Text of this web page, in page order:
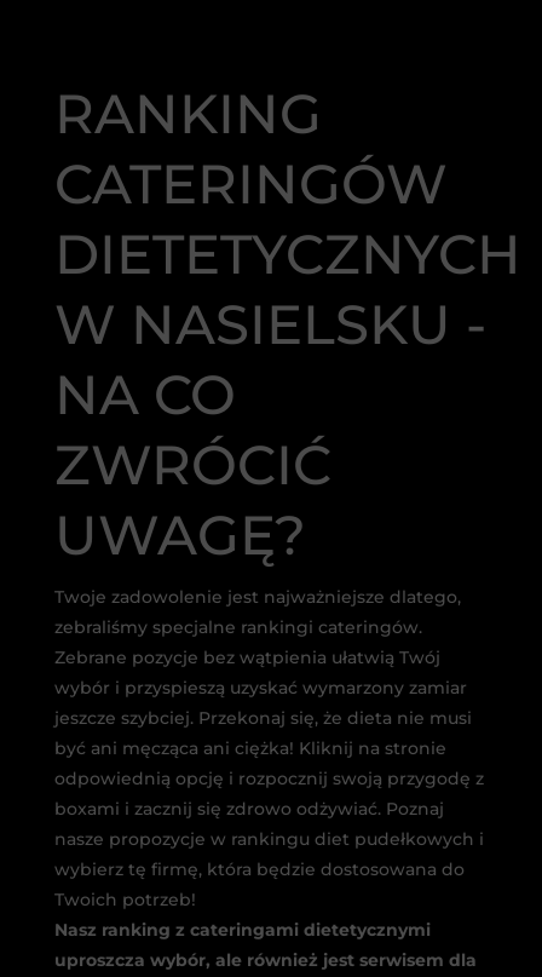
RANKING
CATERINGÓW
DIETETYCZNYCH
W NASIELSKU -
NA CO
ZWRÓCIĆ
UWAGĘ?
Twoje zadowolenie jest najważniejsze dlatego,
zebraliśmy specjalne rankingi cateringów.
Zebrane pozycje bez wątpienia ułatwią Twój
wybór i przyspieszą uzyskać wymarzony zamiar
jeszcze szybciej. Przekonaj się, że dieta nie musi
być ani męcząca ani ciężka! Kliknij na stronie
odpowiednią opcję i rozpocznij swoją przygodę z
boxami i zacznij się zdrowo odżywiać. Poznaj
nasze propozycje w rankingu diet pudełkowych i
wybierz tę firmę, która będzie dostosowana do
Twoich potrzeb!
Nasz ranking z cateringami dietetycznymi
uproszcza wybór, ale również jest serwisem dla